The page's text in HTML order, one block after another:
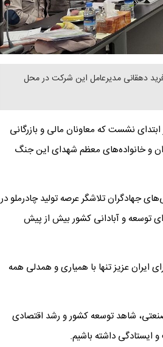
دهقانی مدیرعامل این شرکت در محل
نشست که معاونان مالی و بازرگانی
و خانواده‌های معظم شهدای این جنگ
جهادگران تلاشگر عرصه تولید چادرملو در
توسعه و آبادانی کشور بیش از پیش
ایران عزیز تنها با همیاری و همدلی همه
شاهد توسعه کشور و رشد اقتصادی
ایستادگی داشته باشیم.